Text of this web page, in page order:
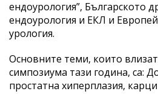
ендоурология”, Българското
ендоурология и ЕКЛ и
урология.
Основните теми, които
симпозиума тази година, са:
простатна хиперплазия,